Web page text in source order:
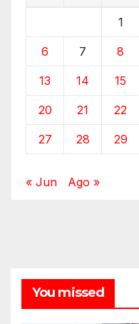
1
6 7 8
13 14 15
20 21 22
27 28 29
« Jun Ago »
You missed